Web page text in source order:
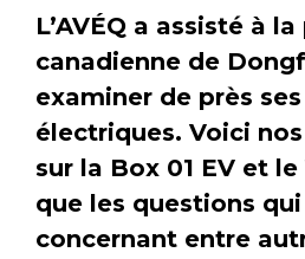
L’AVÉQ a assisté à
canadienne de
examiner de près
électriques. Voici
sur la Box 01 EV et
que les questions
concernant entre